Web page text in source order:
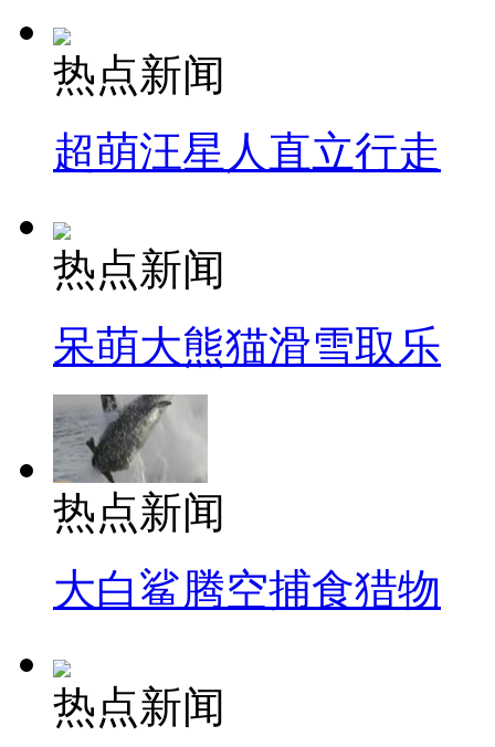
热点新闻
超萌汪星人直立行走
热点新闻
呆萌大熊猫滑雪取乐
热点新闻
大白鲨腾空捕食猎物
热点新闻